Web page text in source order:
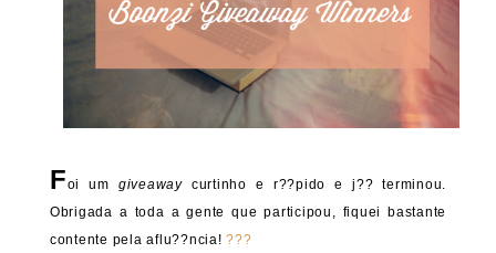
Foi um giveawaycurtinho e r??pido e j?? terminou.
Obrigada a toda a gente que participou, fiquei bastante
contente pela aflu??ncia!???